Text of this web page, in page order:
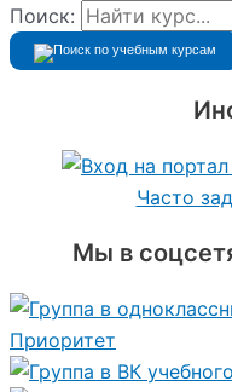
Поиск:
Часто
Мы в